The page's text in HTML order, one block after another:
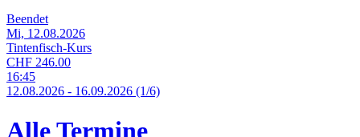
Beendet
Mi, 12.08.2026
Tintenfisch-Kurs
CHF 246.00
16:45
12.08.2026 - 16.09.2026 (1/6)
Alle Termine